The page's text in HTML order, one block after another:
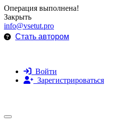
Операция выполнена!
Закрыть
info@vsetut.pro
Стать автором
Войти
Зарегистрироваться
Toggle navigation